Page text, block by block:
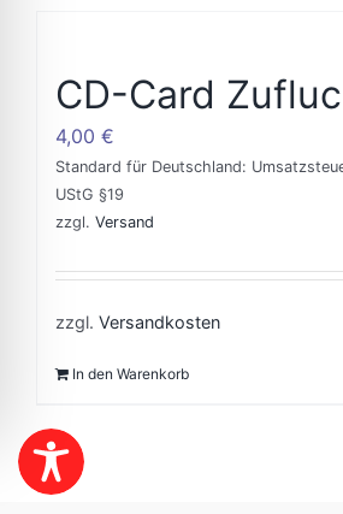
CD-Card
4,00 €
Standard für Deutschland:
UStG §19
zzgl. Versand
zzgl. Versandkosten
In den Warenkorb